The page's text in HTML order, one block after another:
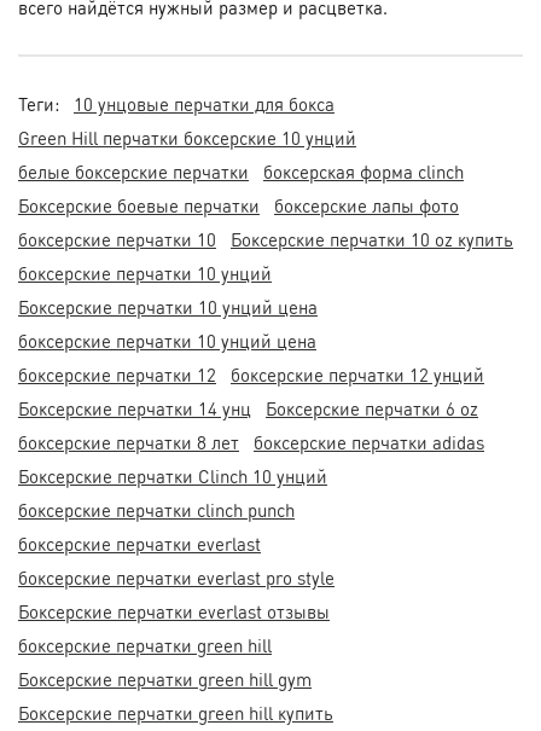
всего найдётся нужный размер и расцветка.
Теги:
10 унцовые перчатки для бокса
Green Hill перчатки боксерские 10 унций
белые боксерские перчатки
боксерская форма clinch
Боксерские боевые перчатки
боксерские лапы фото
боксерские перчатки 10
Боксерские перчатки 10 oz купить
боксерские перчатки 10 унций
Боксерские перчатки 10 унций цена
боксерские перчатки 10 унций цена
боксерские перчатки 12
боксерские перчатки 12 унций
Боксерские перчатки 14 унц
Боксерские перчатки 6 oz
боксерские перчатки 8 лет
боксерские перчатки adidas
Боксерские перчатки Clinch 10 унций
боксерские перчатки clinch punch
боксерские перчатки everlast
боксерские перчатки everlast pro style
Боксерские перчатки everlast отзывы
боксерские перчатки green hill
Боксерские перчатки green hill gym
Боксерские перчатки green hill купить